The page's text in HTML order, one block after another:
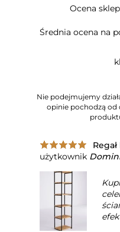
Ocena
Średnia ocena na
Nie podejmujemy
opinie pochodzą od
użytkownik